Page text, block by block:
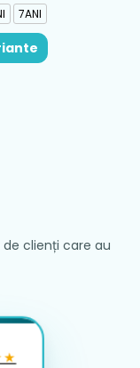
7ANI
clienți care au